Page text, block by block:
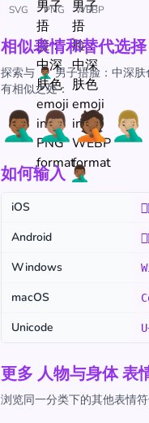
SVG PNG WEBP
相似表情和替代选择
探索与 🤦🏾‍♂️ 男子捂脸：中
有相似之处：
🤦🏾‍♂️🤦🏽‍♂️🤦🏾🤦🏼‍♂️
如何输入 🤦🏾‍♂️
iOS
Android
Windows
macOS
Unicode
更多 人物与身体 表
浏览同一分类下的其他表情符